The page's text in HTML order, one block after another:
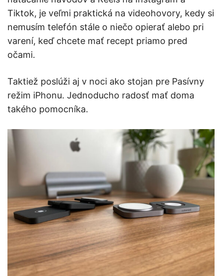
Tiktok, je veľmi praktická na videohovory, kedy si
nemusím telefón stále o niečo opierať alebo pri
varení, keď chcete mať recept priamo pred
očami.
Taktiež poslúži aj v noci ako stojan pre Pasívny
režim iPhonu. Jednoducho radosť mať doma
takého pomocníka.